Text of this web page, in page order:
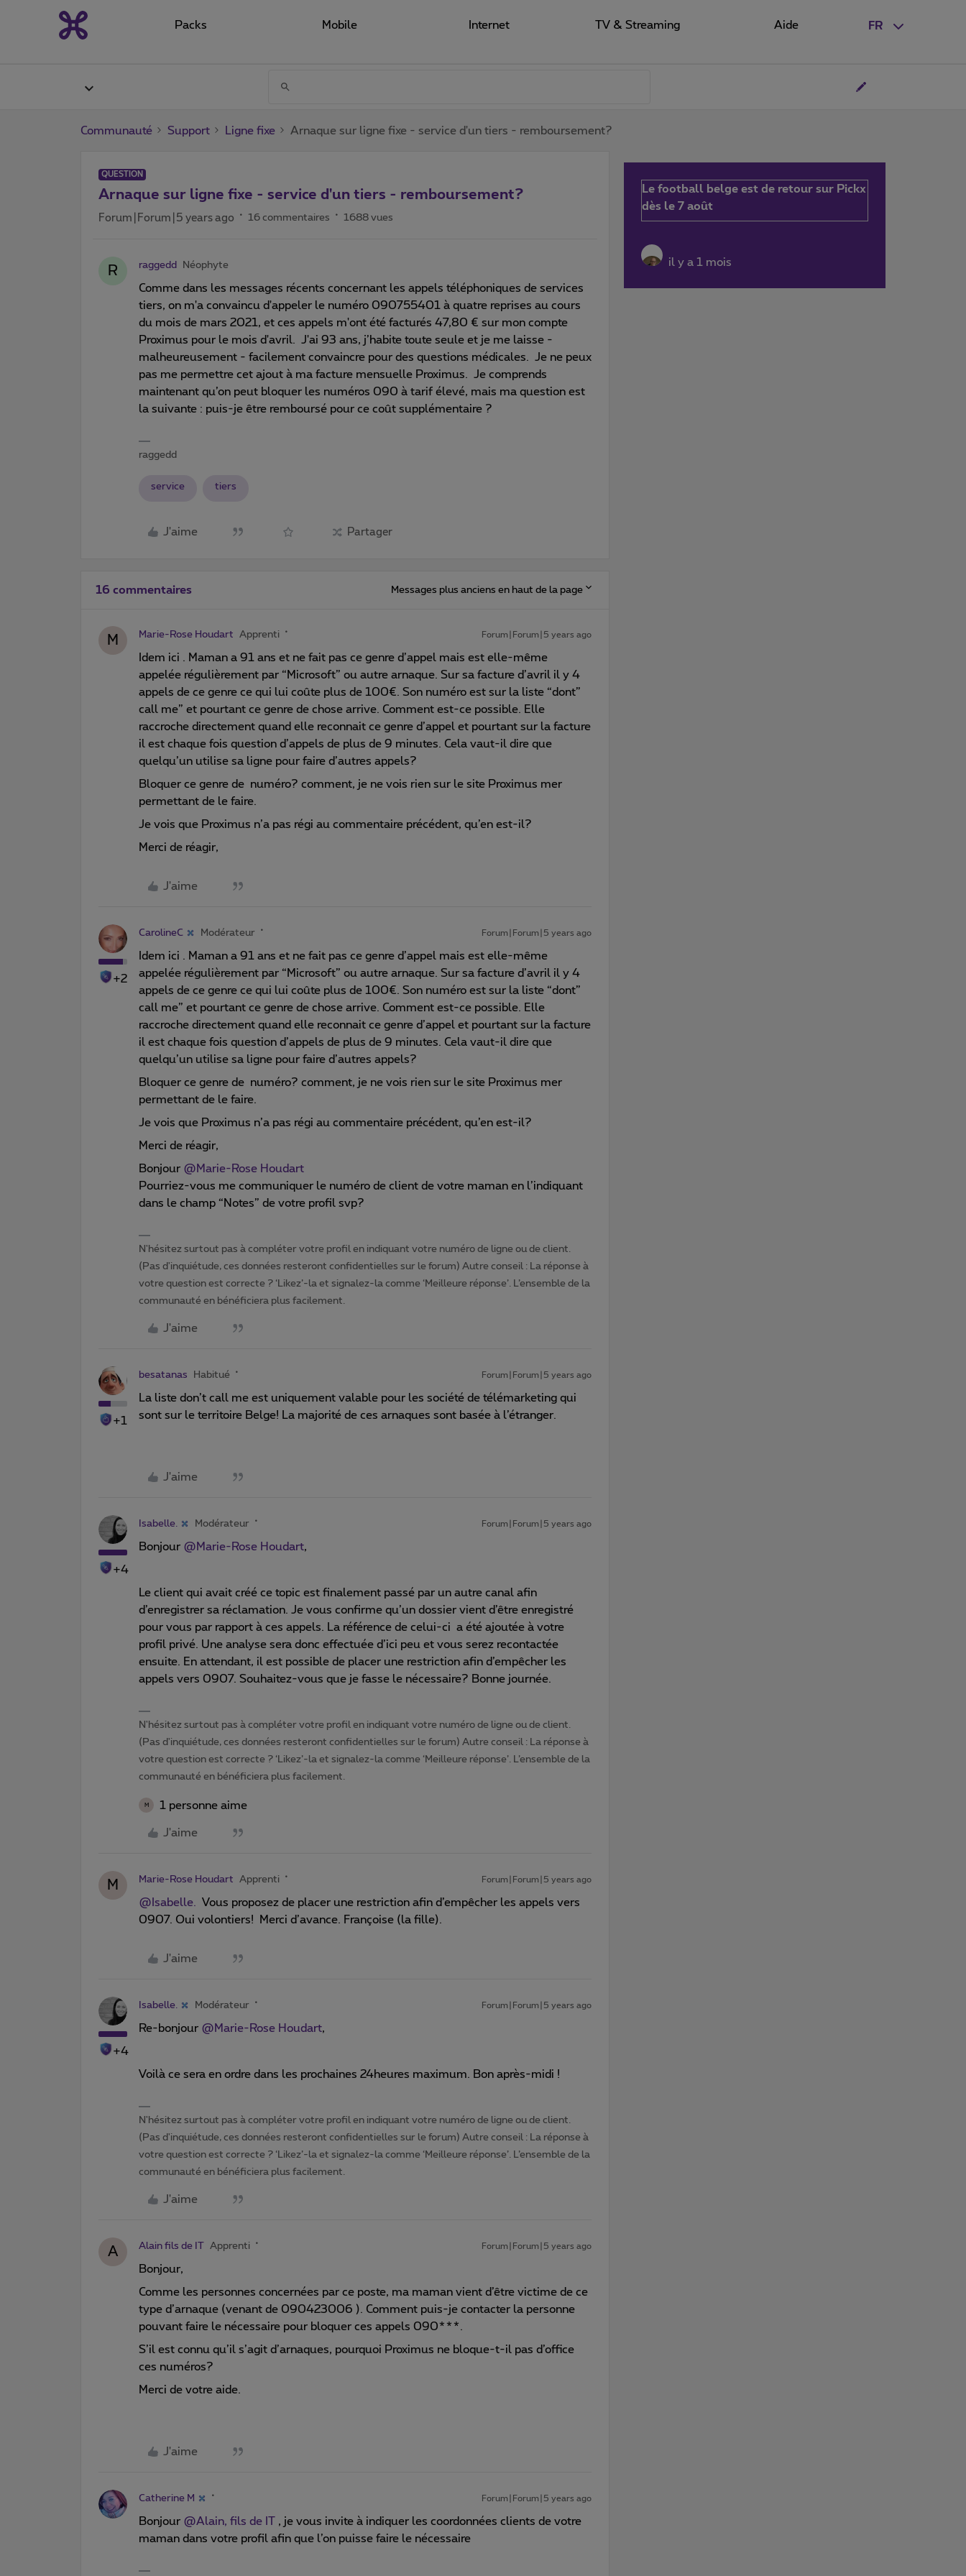
FR
Packs Mobile Internet TV & Streaming Aide
Communauté Support Ligne fixe Arnaque sur ligne fixe - service d'un tiers - remboursement?
QUESTION
Arnaque sur ligne fixe - service d'un tiers - remboursement?
Forum|Forum|5 years ago 16 commentaires 1688 vues
R raggedd Néophyte
Comme dans les messages récents concernant les appels téléphoniques de services
tiers, on m'a convaincu d'appeler le numéro 090755401 à quatre reprises au cours
du mois de mars 2021, et ces appels m'ont été facturés 47,80 € sur mon compte
Proximus pour le mois d'avril. J'ai 93 ans, j’habite toute seule et je me laisse -
malheureusement - facilement convaincre pour des questions médicales. Je ne peux
pas me permettre cet ajout à ma facture mensuelle Proximus. Je comprends
maintenant qu’on peut bloquer les numéros 090 à tarif élevé, mais ma question est
la suivante : puis-je être remboursé pour ce coût supplémentaire ?
raggedd
service tiers
J'aime Partager
16 commentaires Messages plus anciens en haut de la page
M Marie-Rose Houdart Apprenti Forum|Forum|5 years ago
Idem ici . Maman a 91 ans et ne fait pas ce genre d’appel mais est elle-même
appelée régulièrement par “Microsoft” ou autre arnaque. Sur sa facture d’avril il y 4
appels de ce genre ce qui lui coûte plus de 100€. Son numéro est sur la liste “dont”
call me” et pourtant ce genre de chose arrive. Comment est-ce possible. Elle
raccroche directement quand elle reconnait ce genre d’appel et pourtant sur la facture
il est chaque fois question d’appels de plus de 9 minutes. Cela vaut-il dire que
quelqu’un utilise sa ligne pour faire d’autres appels?
Bloquer ce genre de numéro? comment, je ne vois rien sur le site Proximus mer
permettant de le faire.
Je vois que Proximus n’a pas régi au commentaire précédent, qu’en est-il?
Merci de réagir,
J'aime
+2
CarolineC Modérateur Forum|Forum|5 years ago
Idem ici . Maman a 91 ans et ne fait pas ce genre d’appel mais est elle-même
appelée régulièrement par “Microsoft” ou autre arnaque. Sur sa facture d’avril il y 4
appels de ce genre ce qui lui coûte plus de 100€. Son numéro est sur la liste “dont”
call me” et pourtant ce genre de chose arrive. Comment est-ce possible. Elle
raccroche directement quand elle reconnait ce genre d’appel et pourtant sur la facture
il est chaque fois question d’appels de plus de 9 minutes. Cela vaut-il dire que
quelqu’un utilise sa ligne pour faire d’autres appels?
Bloquer ce genre de numéro? comment, je ne vois rien sur le site Proximus mer
permettant de le faire.
Je vois que Proximus n’a pas régi au commentaire précédent, qu’en est-il?
Merci de réagir,
Bonjour @Marie-Rose Houdart
Pourriez-vous me communiquer le numéro de client de votre maman en l’indiquant
dans le champ “Notes” de votre profil svp?
N'hésitez surtout pas à compléter votre profil en indiquant votre numéro de ligne ou de client.
(Pas d'inquiétude, ces données resteront confidentielles sur le forum) Autre conseil : La réponse à
votre question est correcte ? ‘Likez’-la et signalez-la comme ‘Meilleure réponse’. L’ensemble de la
communauté en bénéficiera plus facilement.
J'aime
+1
besatanas Habitué Forum|Forum|5 years ago
La liste don’t call me est uniquement valable pour les société de télémarketing qui
sont sur le territoire Belge! La majorité de ces arnaques sont basée à l’étranger.
J'aime
+4
Isabelle. Modérateur Forum|Forum|5 years ago
Bonjour @Marie-Rose Houdart,
Le client qui avait créé ce topic est finalement passé par un autre canal afin
d’enregistrer sa réclamation. Je vous confirme qu’un dossier vient d’être enregistré
pour vous par rapport à ces appels. La référence de celui-ci a été ajoutée à votre
profil privé. Une analyse sera donc effectuée d’ici peu et vous serez recontactée
ensuite. En attendant, il est possible de placer une restriction afin d’empêcher les
appels vers 0907. Souhaitez-vous que je fasse le nécessaire? Bonne journée.
N'hésitez surtout pas à compléter votre profil en indiquant votre numéro de ligne ou de client.
(Pas d'inquiétude, ces données resteront confidentielles sur le forum) Autre conseil : La réponse à
votre question est correcte ? ‘Likez’-la et signalez-la comme ‘Meilleure réponse’. L’ensemble de la
communauté en bénéficiera plus facilement.
M 1 personne aime
J'aime
M Marie-Rose Houdart Apprenti Forum|Forum|5 years ago
@Isabelle.
Vous proposez de placer une restriction afin d’empêcher les appels vers
0907. Oui volontiers! Merci d’avance. Françoise (la fille).
J'aime
+4
Isabelle. Modérateur Forum|Forum|5 years ago
Re-bonjour @Marie-Rose Houdart,
Voilà ce sera en ordre dans les prochaines 24heures maximum. Bon après-midi !
N'hésitez surtout pas à compléter votre profil en indiquant votre numéro de ligne ou de client.
(Pas d'inquiétude, ces données resteront confidentielles sur le forum) Autre conseil : La réponse à
votre question est correcte ? ‘Likez’-la et signalez-la comme ‘Meilleure réponse’. L’ensemble de la
communauté en bénéficiera plus facilement.
J'aime
A Alain fils de IT Apprenti Forum|Forum|5 years ago
Bonjour,
Comme les personnes concernées par ce poste, ma maman vient d’être victime de ce
type d’arnaque (venant de 090423006 ). Comment puis-je contacter la personne
pouvant faire le nécessaire pour bloquer ces appels 090***.
S’il est connu qu’il s’agit d’arnaques, pourquoi Proximus ne bloque-t-il pas d’office
ces numéros?
Merci de votre aide.
J'aime
Catherine M Forum|Forum|5 years ago
Bonjour @Alain, fils de IT , je vous invite à indiquer les coordonnées clients de votre
maman dans votre profil afin que l’on puisse faire le nécessaire
Le football belge est de retour sur Pickx
dès le 7 août
il y a 1 mois